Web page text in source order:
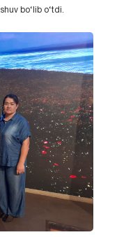
bo‘lib o‘tdi.